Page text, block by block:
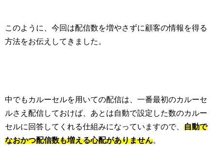
このように、今回は配信数を増やさずに顧客の情報を得る
方法をお伝えしてきました。
中でもカルーセルを用いての配信は、一番最初のカルーセ
ルさえ配信しておけば、あとは自動で設定した数のカルー
セルに回答してくれる仕組みになっていますので、 自動で
なおかつ配信数も増える心配がありません